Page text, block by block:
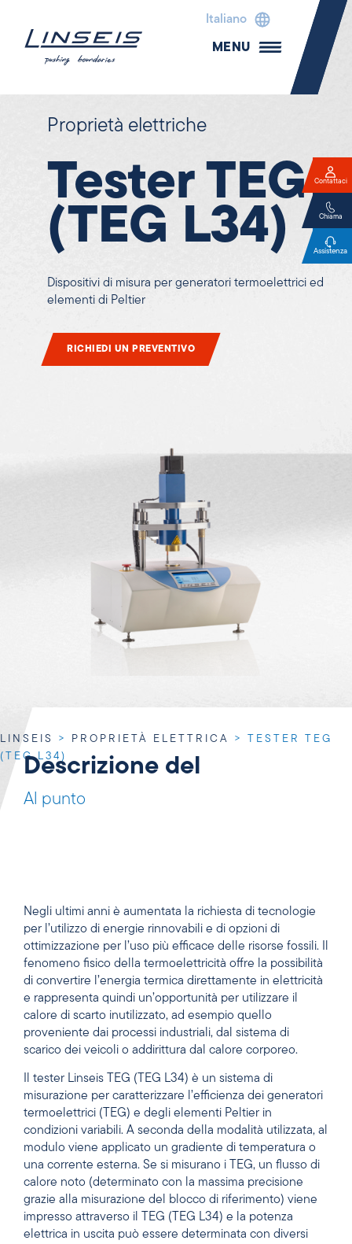
Italiano
MENU
Proprietà elettriche
Tester TEG
(TEG L34)
Dispositivi di misura per generatori termoelettrici ed
elementi di Peltier
RICHIEDI UN PREVENTIVO
LINSEIS > PROPRIETÀ ELETTRICA >
TESTER TEG
(TEG L34)
Descrizione del
Al punto
Negli ultimi anni è aumentata la richiesta di tecnologie
per l’utilizzo di energie rinnovabili e di opzioni di
ottimizzazione per l’uso più efficace delle risorse fossili. Il
fenomeno fisico della termoelettricità offre la possibilità
di convertire l’energia termica direttamente in elettricità
e rappresenta quindi un’opportunità per utilizzare il
calore di scarto inutilizzato, ad esempio quello
proveniente dai processi industriali, dal sistema di
scarico dei veicoli o addirittura dal calore corporeo.
Il tester Linseis TEG (TEG L34) è un sistema di
misurazione per caratterizzare l’efficienza dei generatori
termoelettrici (TEG) e degli elementi Peltier in
condizioni variabili. A seconda della modalità utilizzata, al
modulo viene applicato un gradiente di temperatura o
una corrente esterna. Se si misurano i TEG, un flusso di
calore noto (determinato con la massima precisione
grazie alla misurazione del blocco di riferimento) viene
impresso attraverso il TEG (TEG L34) e la potenza
elettrica in uscita può essere determinata con diversi
Contattaci
Chiama
Assistenza